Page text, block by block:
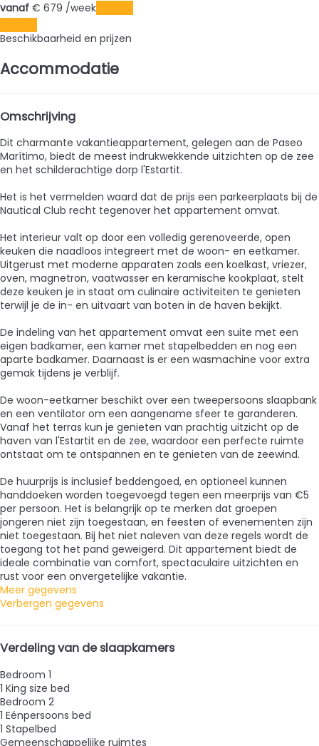
vanaf € 679 /week
Beschikbaarheid en prijzen
Accommodatie
Omschrijving
Dit charmante vakantieappartement, gelegen aan de Paseo
Marítimo, biedt de meest indrukwekkende uitzichten op de zee
en het schilderachtige dorp l'Estartit.
Het is het vermelden waard dat de prijs een parkeerplaats bij de
Nautical Club recht tegenover het appartement omvat.
Het interieur valt op door een volledig gerenoveerde, open
keuken die naadloos integreert met de woon- en eetkamer.
Uitgerust met moderne apparaten zoals een koelkast, vriezer,
oven, magnetron, vaatwasser en keramische kookplaat, stelt
deze keuken je in staat om culinaire activiteiten te genieten
terwijl je de in- en uitvaart van boten in de haven bekijkt.
De indeling van het appartement omvat een suite met een
eigen badkamer, een kamer met stapelbedden en nog een
aparte badkamer. Daarnaast is er een wasmachine voor extra
gemak tijdens je verblijf.
De woon-eetkamer beschikt over een tweepersoons slaapbank
en een ventilator om een aangename sfeer te garanderen.
Vanaf het terras kun je genieten van prachtig uitzicht op de
haven van l'Estartit en de zee, waardoor een perfecte ruimte
ontstaat om te ontspannen en te genieten van de zeewind.
De huurprijs is inclusief beddengoed, en optioneel kunnen
handdoeken worden toegevoegd tegen een meerprijs van €5
per persoon. Het is belangrijk op te merken dat groepen
jongeren niet zijn toegestaan, en feesten of evenementen zijn
niet toegestaan. Bij het niet naleven van deze regels wordt de
toegang tot het pand geweigerd. Dit appartement biedt de
ideale combinatie van comfort, spectaculaire uitzichten en
rust voor een onvergetelijke vakantie.
Meer gegevens
Verbergen gegevens
Verdeling van de slaapkamers
Bedroom 1
1 King size bed
Bedroom 2
1 Eénpersoons bed
1 Stapelbed
Gemeenschappelijke ruimtes